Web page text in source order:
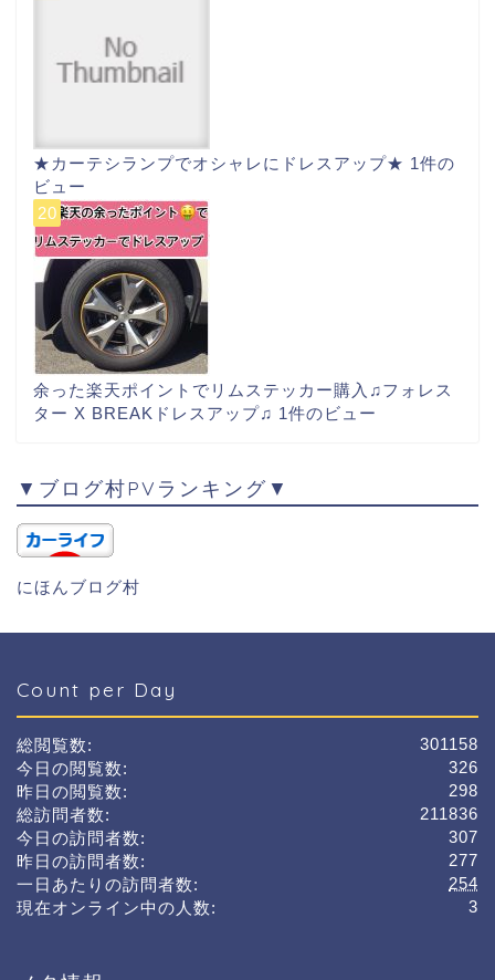
★カーテシランプでオシャレにドレスアップ★ 1件の
ビュー
余った楽天ポイントでリムステッカー購入♫フォレス
ター X BREAKドレスアップ♫ 1件のビュー
▼ブログ村PVランキング▼
にほんブログ村
Count per Day
301158
総閲覧数:
326
今日の閲覧数:
298
昨日の閲覧数:
211836
総訪問者数:
307
今日の訪問者数:
277
昨日の訪問者数:
254
一日あたりの訪問者数:
3
現在オンライン中の人数: